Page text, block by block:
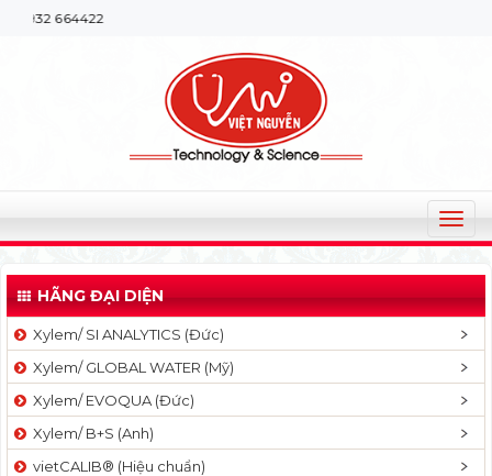
T
o
g
l
v
HÃNG ĐẠI DIỆN
Xylem/ SI ANALYTICS (Đức)
Xylem/ GLOBAL WATER (Mỹ)
Xylem/ EVOQUA (Đức)
Xylem/ B+S (Anh)
vietCALIB® (Hiệu chuẩn)